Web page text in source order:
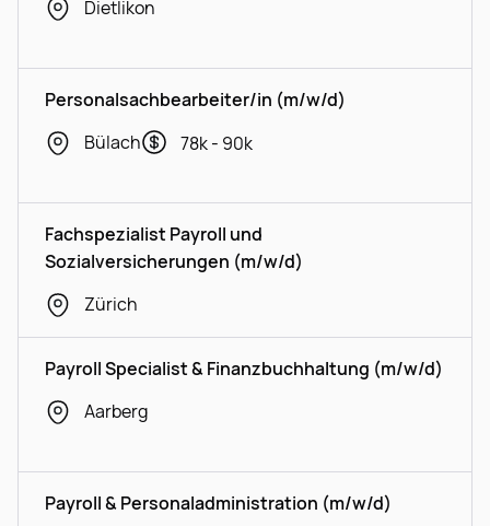
Dietlikon
Personalsachbearbeiter/in (m/w/d)
Bülach
78k - 90k
Fachspezialist Payroll und
Sozialversicherungen (m/w/d)
Zürich
Payroll Specialist & Finanzbuchhaltung (m/w/d)
Aarberg
Payroll & Personaladministration (m/w/d)